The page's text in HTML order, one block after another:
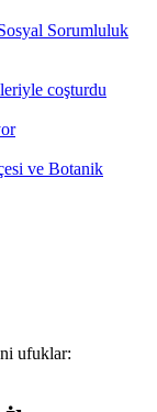
Sorumluluk
coşturdu
ve Botanik
ufuklar: